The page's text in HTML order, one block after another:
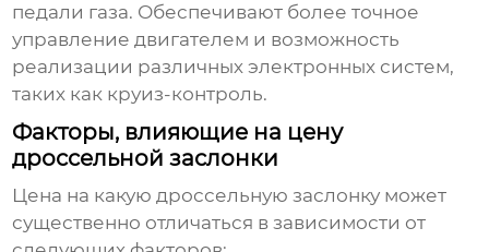
педали газа. Обеспечивают более точное
управление двигателем и возможность
реализации различных электронных систем,
таких как круиз-контроль.
Факторы, влияющие на цену
дроссельной заслонки
Цена на какую дроссельную заслонку может
существенно отличаться в зависимости от